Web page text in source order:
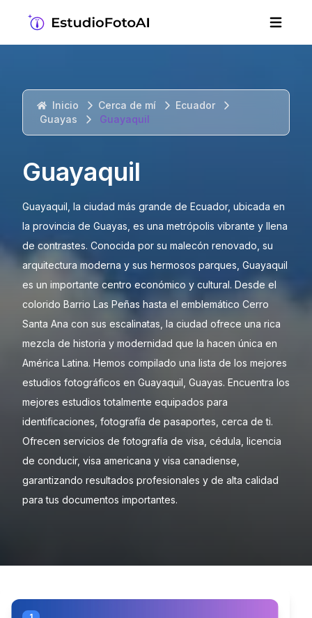
Inicio Cerca de mí
Ecuador
Guayas
Guayaquil
Guayaquil
Guayaquil, la ciudad más grande de Ecuador, ubicada en
la provincia de Guayas, es una metrópolis vibrante y llena
de contrastes. Conocida por su malecón renovado, su
arquitectura moderna y sus hermosos parques, Guayaquil
es un importante centro económico y cultural. Desde el
colorido Barrio Las Peñas hasta el emblemático Cerro
Santa Ana con sus escalinatas, la ciudad ofrece una rica
mezcla de historia y modernidad que la hacen única en
América Latina. Hemos compilado una lista de los mejores
estudios fotográficos en Guayaquil, Guayas. Encuentra los
mejores estudios totalmente equipados para
identificaciones, fotografía de pasaportes, cerca de ti.
Ofrecen servicios de fotografía de visa, cédula, licencia
de conducir, visa americana y visa canadiense,
garantizando resultados profesionales y de alta calidad
para tus documentos importantes.